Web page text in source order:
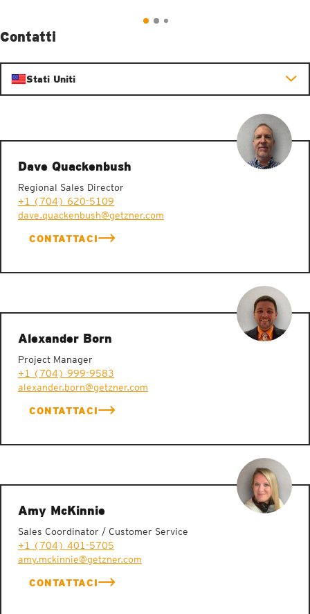
Contatti
Stati Uniti
Dave Quackenbush
Regional Sales Director
+1 (704) 620-5109
dave.quackenbush@getzner.com
CONTATTACI
Alexander Born
Project Manager
+1 (704) 999-9583
alexander.born@getzner.com
CONTATTACI
Amy McKinnie
Sales Coordinator / Customer Service
+1 (704) 401-5705
amy.mckinnie@getzner.com
CONTATTACI